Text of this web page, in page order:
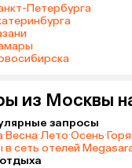
Петербурга
из Москвы
запросы
·Весна·Лето·Осень·
в сеть отелей